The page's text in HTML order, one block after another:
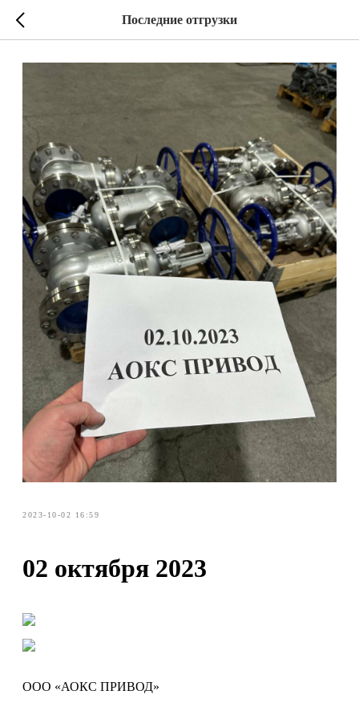
Последние отгрузки
2023-10-02 16:59
02 октября 2023
ООО «АОКС ПРИВОД»